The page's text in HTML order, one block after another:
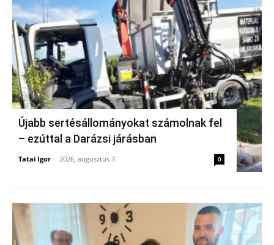
Újabb sertésállományokat számolnak fel
– ezúttal a Darázsi járásban
Tatai Igor - 2026, augusztus 7. 0